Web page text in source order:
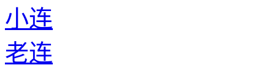
小连
老连